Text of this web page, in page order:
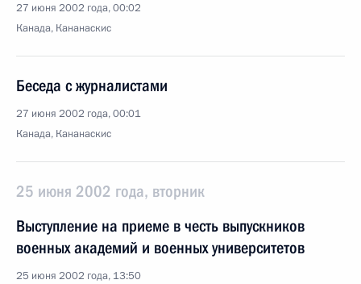
27 июня 2002 года, 00:02
Канада, Кананаскис
Беседа с журналистами
27 июня 2002 года, 00:01
Канада, Кананаскис
25 июня 2002 года, вторник
Выступление на приеме в честь выпускников
военных академий и военных университетов
25 июня 2002 года, 13:50